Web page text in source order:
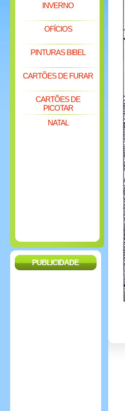
INVERNO
OFÍCIOS
PINTURAS BIBEL
CARTÕES DE FURAR
CARTÕES DE
PICOTAR
NATAL
PUBLICIDADE